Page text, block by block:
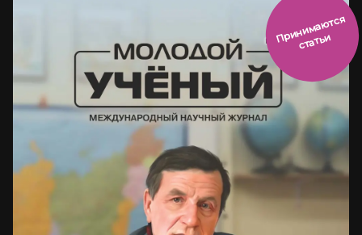
П
р
и
н
и
м
а
ют
с
я
ст
ать
и